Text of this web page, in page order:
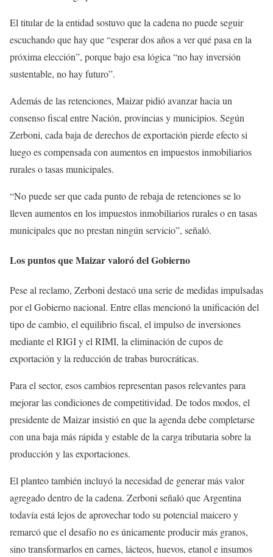
El titular de la entidad sostuvo que la cadena no puede seguir
escuchando que hay que “esperar dos años a ver qué pasa en la
próxima elección”, porque bajo esa lógica “no hay inversión
sustentable, no hay futuro”.
Además de las retenciones, Maizar pidió avanzar hacia un
consenso fiscal entre Nación, provincias y municipios. Según
Zerboni, cada baja de derechos de exportación pierde efecto si
luego es compensada con aumentos en impuestos inmobiliarios
rurales o tasas municipales.
“No puede ser que cada punto de rebaja de retenciones se lo
lleven aumentos en los impuestos inmobiliarios rurales o en tasas
municipales que no prestan ningún servicio”, señaló.
Los puntos que Maizar valoró del Gobierno
Pese al reclamo, Zerboni destacó una serie de medidas impulsadas
por el Gobierno nacional. Entre ellas mencionó la unificación del
tipo de cambio, el equilibrio fiscal, el impulso de inversiones
mediante el RIGI y el RIMI, la eliminación de cupos de
exportación y la reducción de trabas burocráticas.
Para el sector, esos cambios representan pasos relevantes para
mejorar las condiciones de competitividad. De todos modos, el
presidente de Maizar insistió en que la agenda debe completarse
con una baja más rápida y estable de la carga tributaria sobre la
producción y las exportaciones.
El planteo también incluyó la necesidad de generar más valor
agregado dentro de la cadena. Zerboni señaló que Argentina
todavía está lejos de aprovechar todo su potencial maicero y
remarcó que el desafío no es únicamente producir más granos,
sino transformarlos en carnes, lácteos, huevos, etanol e insumos